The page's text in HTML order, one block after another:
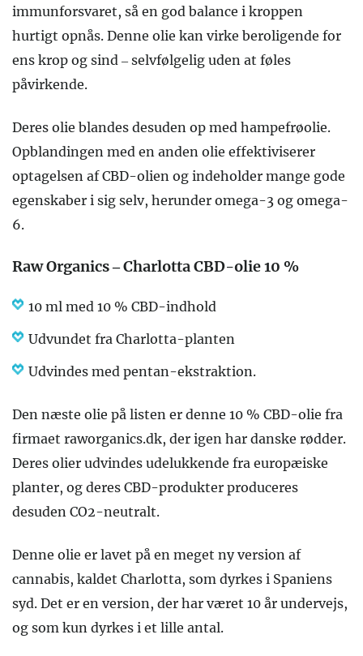
immunforsvaret, så en god balance i kroppen
hurtigt opnås. Denne olie kan virke beroligende for
ens krop og sind – selvfølgelig uden at føles
påvirkende.
Deres olie blandes desuden op med hampefrøolie.
Opblandingen med en anden olie effektiviserer
optagelsen af CBD-olien og indeholder mange gode
egenskaber i sig selv, herunder omega-3 og omega-
6.
Raw Organics – Charlotta CBD-olie 10 %
10 ml med 10 % CBD-indhold
Udvundet fra Charlotta-planten
Udvindes med pentan-ekstraktion.
Den næste olie på listen er denne 10 % CBD-olie fra
firmaet raworganics.dk, der igen har danske rødder.
Deres olier udvindes udelukkende fra europæiske
planter, og deres CBD-produkter produceres
desuden CO2-neutralt.
Denne olie er lavet på en meget ny version af
cannabis, kaldet Charlotta, som dyrkes i Spaniens
syd. Det er en version, der har været 10 år undervejs,
og som kun dyrkes i et lille antal.